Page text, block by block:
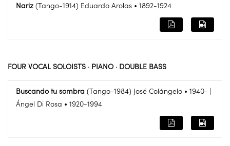
Nariz (Tango-1914) Eduardo Arolas • 1892-1924
FOUR VOCAL SOLOISTS · PIANO · DOUBLE BASS
Buscando tu sombra (Tango-1984) José Colángelo • 1940- |
Ángel Di Rosa • 1920-1994